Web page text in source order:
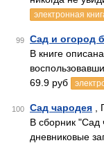
электронная
99 Сад и огород
В книге
69.9 руб
100 Сад чародея ,
В сборник "Сад
дневниковые